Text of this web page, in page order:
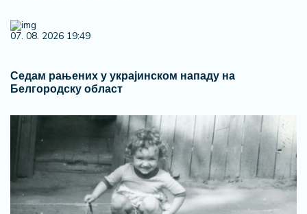
07. 08. 2026 19:49
Седам рањених у украјинском нападу на
Белгородску област